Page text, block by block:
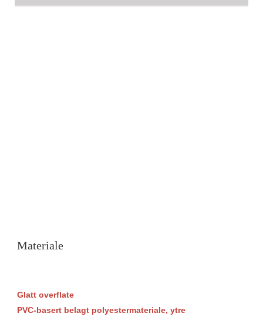
Materiale
Glatt overflate
PVC-basert belagt polyestermateriale, ytre